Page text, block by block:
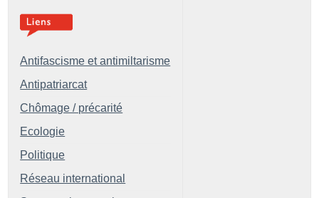
Antifascisme et antimiltarisme
Antipatriarcat
Chômage / précarité
Ecologie
Politique
Réseau international